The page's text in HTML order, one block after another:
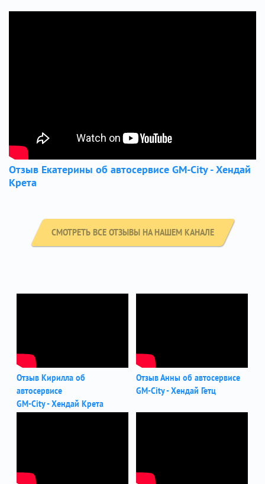
Отзыв Екатерины об автосервисе GM-City - Хендай
Крета
СМОТРЕТЬ ВСЕ ОТЗЫВЫ НА НАШЕМ КАНАЛЕ
Отзыв Кирилла об
автосервисе
GM-City - Хендай Крета
Отзыв Анны об автосервисе
GM-City - Хендай Гетц